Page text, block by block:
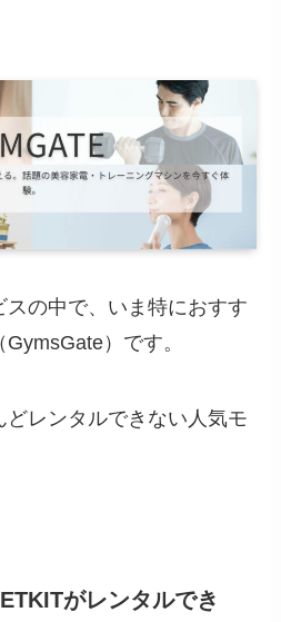
の中で、いま特におすす
）です。
レンタルできない人気モ
がレンタルでき